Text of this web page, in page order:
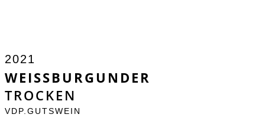
2021
WEISSBURGUNDER
TROCKEN
VDP.GUTSWEIN